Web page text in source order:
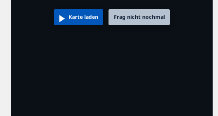
Karte laden Frag nicht nochmal